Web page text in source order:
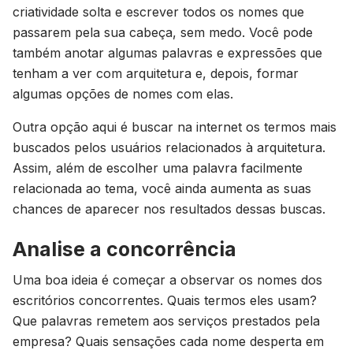
criatividade solta e escrever todos os nomes que
passarem pela sua cabeça, sem medo. Você pode
também anotar algumas palavras e expressões que
tenham a ver com arquitetura e, depois, formar
algumas opções de nomes com elas.
Outra opção aqui é buscar na internet os termos mais
buscados pelos usuários relacionados à arquitetura.
Assim, além de escolher uma palavra facilmente
relacionada ao tema, você ainda aumenta as suas
chances de aparecer nos resultados dessas buscas.
Analise a concorrência
Uma boa ideia é começar a observar os nomes dos
escritórios concorrentes. Quais termos eles usam?
Que palavras remetem aos serviços prestados pela
empresa? Quais sensações cada nome desperta em